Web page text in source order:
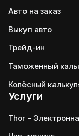
Авто на заказ
Выкуп авто
Трейд-ин
Таможенный
Колёсный
Услуги
Thor -